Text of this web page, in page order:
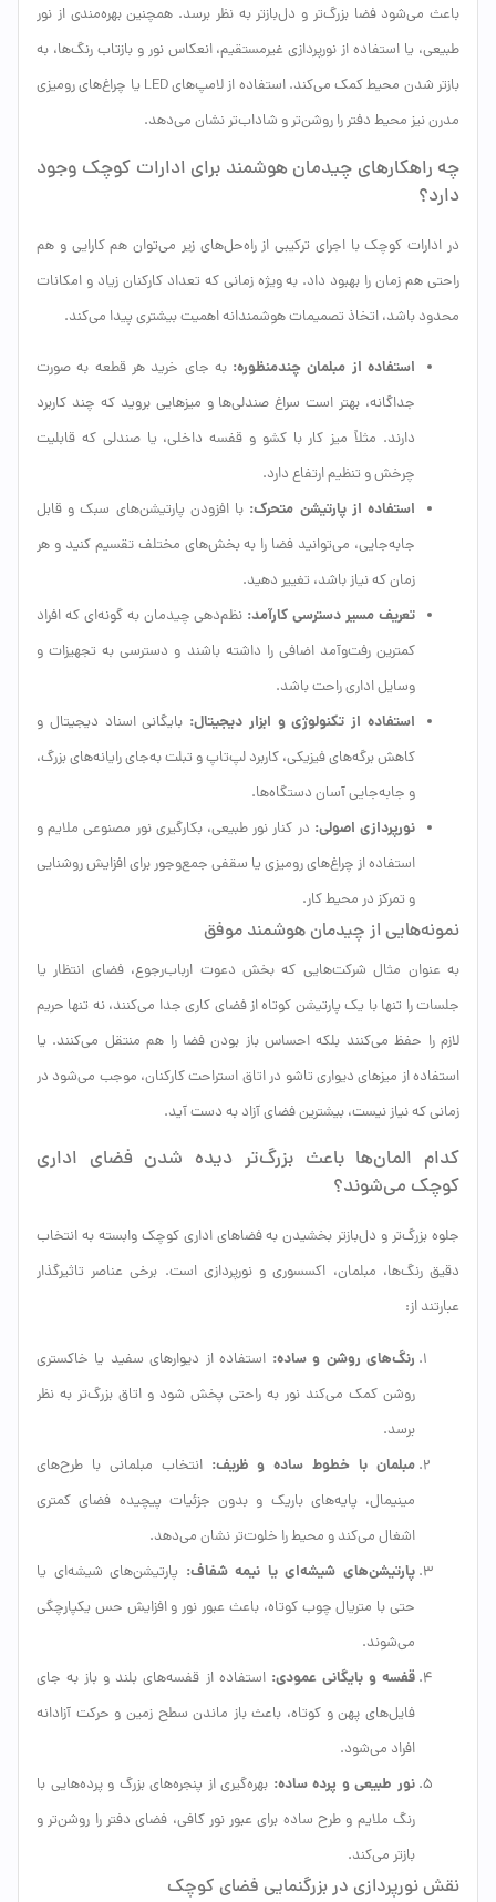
باعث می‌شود فضا بزرگ‌تر و دل‌بازتر به نظر برسد. همچنین بهره‌مندی از نور
طبیعی، یا استفاده از نورپردازی غیرمستقیم، انعکاس نور و بازتاب رنگ‌ها، به
بازتر شدن محیط کمک می‌کند. استفاده از لامپ‌های LED یا چراغ‌های رومیزی
مدرن نیز محیط دفتر را روشن‌تر و شاداب‌تر نشان می‌دهد.
چه راهکارهای چیدمان هوشمند برای ادارات کوچک وجود
دارد؟
در ادارات کوچک با اجرای ترکیبی از راه‌حل‌های زیر می‌توان هم کارایی و هم
راحتی هم ‌زمان را بهبود داد. به ویژه زمانی که تعداد کارکنان زیاد و امکانات
محدود باشد، اتخاذ تصمیمات هوشمندانه اهمیت بیشتری پیدا می‌کند.
استفاده از مبلمان چندمنظوره: به جای خرید هر قطعه به صورت
جداگانه، بهتر است سراغ صندلی‌ها و میزهایی بروید که چند کاربرد
دارند. مثلاً میز کار با کشو و قفسه داخلی، یا صندلی که قابلیت
چرخش و تنظیم ارتفاع دارد.
استفاده از پارتیشن متحرک: با افزودن پارتیشن‌های سبک و قابل
جابه‌جایی، می‌توانید فضا را به بخش‌های مختلف تقسیم کنید و هر
زمان که نیاز باشد، تغییر دهید.
تعریف مسیر دسترسی کارآمد: نظم‌دهی چیدمان به گونه‌ای که افراد
کمترین رفت‌وآمد اضافی را داشته باشند و دسترسی به تجهیزات و
وسایل اداری راحت باشد.
استفاده از تکنولوژی و ابزار دیجیتال: بایگانی اسناد دیجیتال و
کاهش برگه‌های فیزیکی، کاربرد لپ‌تاپ و تبلت به‌جای رایانه‌های بزرگ،
و جابه‌جایی آسان دستگاه‌ها.
نورپردازی اصولی: در کنار نور طبیعی، بکارگیری نور مصنوعی ملایم و
استفاده از چراغ‌های رومیزی یا سقفی جمع‌وجور برای افزایش روشنایی
و تمرکز در محیط کار.
نمونه‌هایی از چیدمان هوشمند موفق
به عنوان مثال شرکت‌هایی که بخش دعوت ارباب‌رجوع، فضای انتظار یا
جلسات را تنها با یک پارتیشن کوتاه از فضای کاری جدا می‌کنند، نه تنها حریم
لازم را حفظ می‌کنند بلکه احساس باز بودن فضا را هم منتقل می‌کنند. یا
استفاده از میزهای دیواری تاشو در اتاق استراحت کارکنان، موجب می‌شود در
زمانی که نیاز نیست، بیشترین فضای آزاد به دست آید.
کدام المان‌ها باعث بزرگ‌تر دیده شدن فضای اداری
کوچک می‌شوند؟
جلوه بزرگ‌تر و دل‌بازتر بخشیدن به فضاهای اداری کوچک وابسته به انتخاب
دقیق رنگ‌ها، مبلمان، اکسسوری و نورپردازی است. برخی عناصر تاثیرگذار
عبارتند از:
رنگ‌های روشن و ساده: استفاده از دیوارهای سفید یا خاکستری
روشن کمک می‌کند نور به راحتی پخش شود و اتاق بزرگ‌تر به نظر
برسد.
مبلمان با خطوط ساده و ظریف: انتخاب مبلمانی با طرح‌های
مینیمال، پایه‌های باریک و بدون جزئیات پیچیده فضای کمتری
اشغال می‌کند و محیط را خلوت‌تر نشان می‌دهد.
پارتیشن‌های شیشه‌ای یا نیمه شفاف: پارتیشن‌های شیشه‌ای یا
حتی با متریال چوب کوتاه، باعث عبور نور و افزایش حس یکپارچگی
می‌شوند.
قفسه و بایگانی عمودی: استفاده از قفسه‌های بلند و باز به جای
فایل‌های پهن و کوتاه، باعث باز ماندن سطح زمین و حرکت آزادانه
افراد می‌شود.
نور طبیعی و پرده ساده: بهره‌گیری از پنجره‌های بزرگ و پرده‌هایی با
رنگ ملایم و طرح ساده برای عبور نور کافی، فضای دفتر را روشن‌تر و
بازتر می‌کند.
نقش نورپردازی در بزرگنمایی فضای کوچک